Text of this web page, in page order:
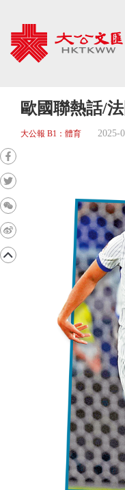
歐國聯熱話/
大公報 B1：體育 2025-